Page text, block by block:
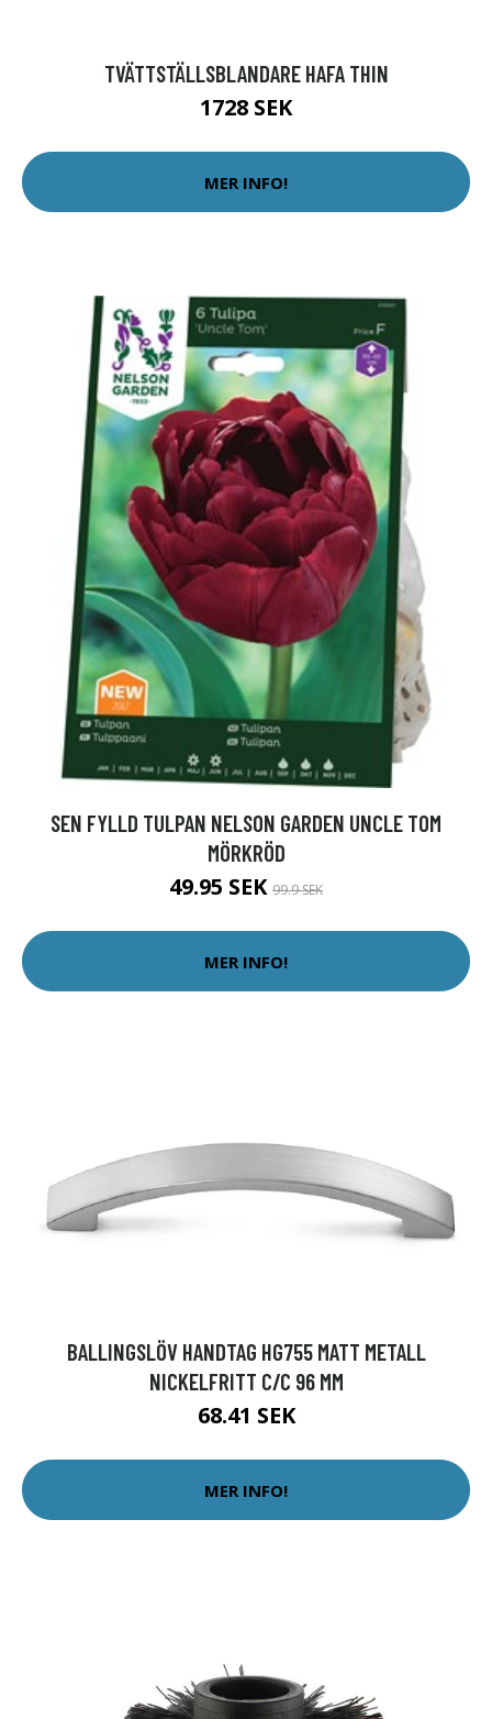
TVÄTTSTÄLLSBLANDARE HAFA THIN
1728 SEK
MER INFO!
SEN FYLLD TULPAN NELSON GARDEN UNCLE TOM
MÖRKRÖD
49.95 SEK 99.9 SEK
MER INFO!
BALLINGSLÖV HANDTAG HG755 MATT METALL
NICKELFRITT C/C 96 MM
68.41 SEK
MER INFO!